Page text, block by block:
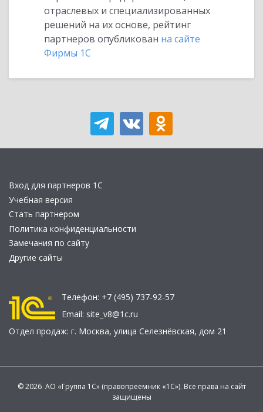
отраслевых и специализированных
решений на их основе, рейтинг
партнеров опубликован на сайте
Фирмы 1С
Вход для партнеров 1С
Учебная версия
Стать партнером
Политика конфиденциальности
Замечания по сайту
Другие сайты
Телефон: +7 (495) 737-92-57
Email: site_v8@1c.ru
Отдел продаж: г. Москва, улица Селезнёвская, дом 21
© 2026 АО «Группа 1С» (правопреемник «1С»). Все права на сайт
защищены